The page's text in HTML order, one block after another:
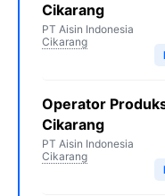
Cikarang
PT Aisin Indonesia
Cikarang
Operator
Cikarang
PT Aisin Indonesia
Cikarang